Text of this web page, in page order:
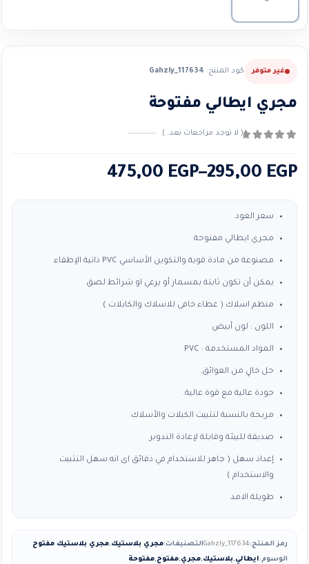
غير متوفر كود المنتج: Gahzly_117634
مجري ايطالي مفتوحة
( لا توجد مراجعات بعد. )
295,00 EGP
–
475,00 EGP
نطاق
من
⁦295,00 EGP⁩
خلال
سعر العود
مجري ايطالي مفتوحة
مصنوعة من مادة قوية والتكوين الأساسي PVC ذاتية الإطفاء
يمكن أن تكون ثابتة بمسمار أو برغي او شرائط لصق
منظم اسلاك ( غطاء خافى للاسلاك والكابلات )
اللون : لون أبيض
المواد المستخدمة : PVC
حل خالٍ من العوائق.
جودة عالية مع قوة عالية.
مريحة بالنسبة لتثبيت الكبلات والأسلاك.
صديقة للبيئة وقابلة لإعادة التدوير.
إعداد سهل ( جاهز للاستخدام في دقائق اى انه سهل التثبيت
والاستخدام )
طويلة الامد
رمز المنتج:Gahzly_117634التصنيفات:مجري بلاستيك,مجري بلاستيك مفتوح
الوسوم:ايطالي,بلاستيك,مجري,مفتوح,مفتوحة